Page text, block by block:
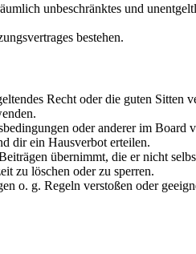
unbeschränktes und
bestehen.
Recht oder die guten Sitten
oder anderer im
dir ein Hausverbot erteilen.
übernimmt, die er nicht
zu löschen oder zu sperren.
o. g. Regeln verstoßen oder